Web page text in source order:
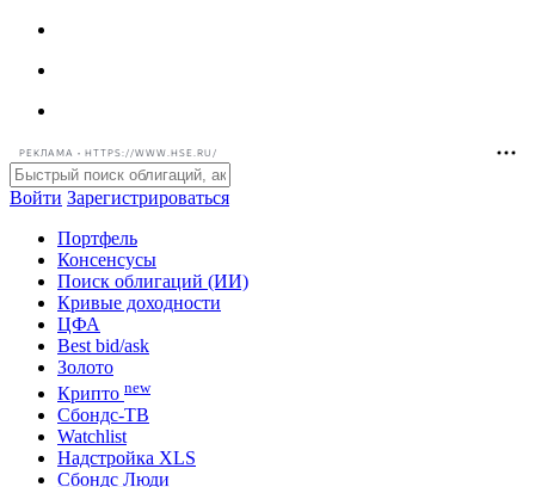
РЕКЛАМА • HTTPS://WWW.HSE.RU/
Войти Зарегистрироваться
Портфель
Консенсусы
Поиск облигаций (ИИ)
Кривые доходности
ЦФА
Best bid/ask
Золото
Крипто new